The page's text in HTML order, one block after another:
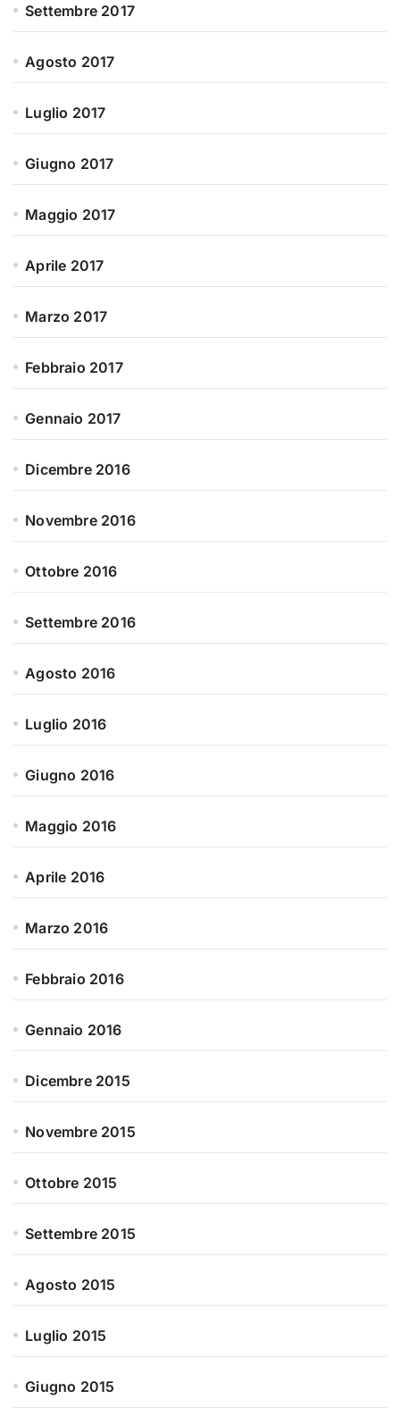
Settembre 2017
Agosto 2017
Luglio 2017
Giugno 2017
Maggio 2017
Aprile 2017
Marzo 2017
Febbraio 2017
Gennaio 2017
Dicembre 2016
Novembre 2016
Ottobre 2016
Settembre 2016
Agosto 2016
Luglio 2016
Giugno 2016
Maggio 2016
Aprile 2016
Marzo 2016
Febbraio 2016
Gennaio 2016
Dicembre 2015
Novembre 2015
Ottobre 2015
Settembre 2015
Agosto 2015
Luglio 2015
Giugno 2015